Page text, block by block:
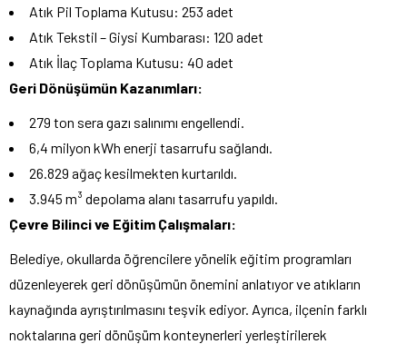
Atık Pil Toplama Kutusu: 253 adet
Atık Tekstil – Giysi Kumbarası: 120 adet
Atık İlaç Toplama Kutusu: 40 adet
Geri Dönüşümün Kazanımları:
279 ton sera gazı salınımı engellendi.
6,4 milyon kWh enerji tasarrufu sağlandı.
26.829 ağaç kesilmekten kurtarıldı.
3.945 m³ depolama alanı tasarrufu yapıldı.
Çevre Bilinci ve Eğitim Çalışmaları:
Belediye, okullarda öğrencilere yönelik eğitim programları
düzenleyerek geri dönüşümün önemini anlatıyor ve atıkların
kaynağında ayrıştırılmasını teşvik ediyor. Ayrıca, ilçenin farklı
noktalarına geri dönüşüm konteynerleri yerleştirilerek